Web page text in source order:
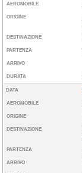
AEROMOBILE
ORIGINE
DESTINAZIONE
PARTENZA
ARRIVO
DURATA
DATA
AEROMOBILE
ORIGINE
DESTINAZIONE
PARTENZA
ARRIVO